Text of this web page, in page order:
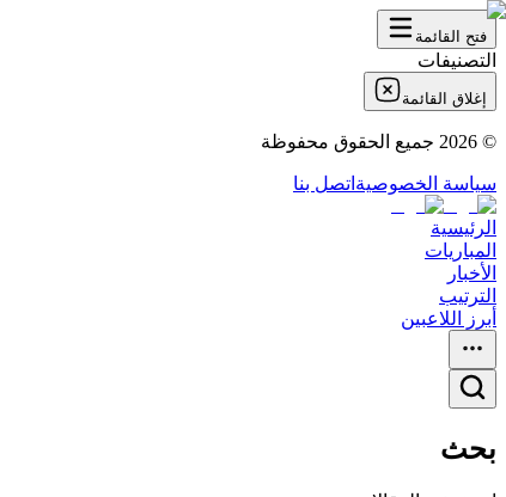
فتح القائمة
التصنيفات
إغلاق القائمة
©
2026 جميع الحقوق محفوظة
سياسة الخصوصية اتصل بنا
الرئيسية
المباريات
الأخبار
الترتيب
أبرز اللاعبين
بحث